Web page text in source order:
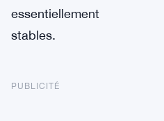
essentiellement
stables.
PUBLICITÉ